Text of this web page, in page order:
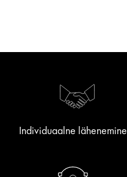
Individuaalne lähenemine